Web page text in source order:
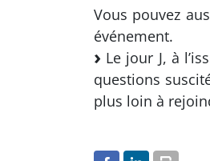
Vous pouvez
événement.
Le jour J, à
questions
plus loin à